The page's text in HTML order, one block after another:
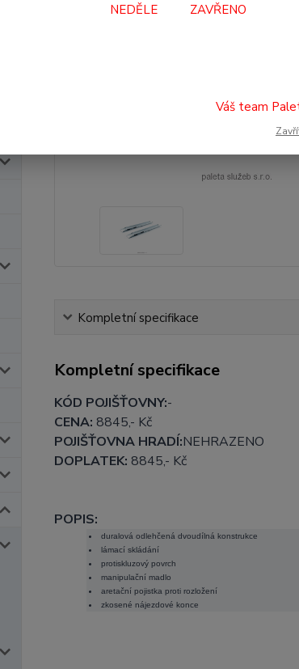
Kompletní specifikace
Kompletní specifikace
KÓD POJIŠŤOVNY:-
CENA: 8845,- Kč
POJIŠŤOVNA HRADÍ:NEHRAZENO
DOPLATEK: 8845,- Kč
POPIS:
duralová odlehčená dvoudílná konstrukce
lámací skládání
protiskluzový povrch
manipulační madlo
aretační pojistka proti rozložení
zkosené nájezdové konce
NEDĚLE ZAVŘENO
Váš team